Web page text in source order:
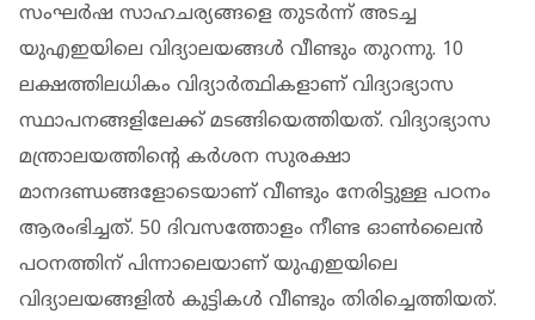
സംഘര്‍ഷ സാഹചര്യങ്ങളെ തുടര്‍ന്ന് അടച്ച
യുഎഇയിലെ വിദ്യാലയങ്ങള്‍ വീണ്ടും തുറന്നു. 10
ലക്ഷത്തിലധികം വിദ്യാര്‍ത്ഥികളാണ് വിദ്യാഭ്യാസ
സ്ഥാപനങ്ങളിലേക്ക് മടങ്ങിയെത്തിയത്. വിദ്യാഭ്യാസ
മന്ത്രാലയത്തിന്റെ കര്‍ശന സുരക്ഷാ
മാനദണ്ഡങ്ങളോടെയാണ് വീണ്ടും നേരിട്ടുള്ള പഠനം
ആരംഭിച്ചത്. 50 ദിവസത്തോളം നീണ്ട ഓണ്‍ലൈന്‍
പഠനത്തിന് പിന്നാലെയാണ് യുഎഇയിലെ
വിദ്യാലയങ്ങളില്‍ കുട്ടികൾ വീണ്ടും തിരിച്ചെത്തിയത്.